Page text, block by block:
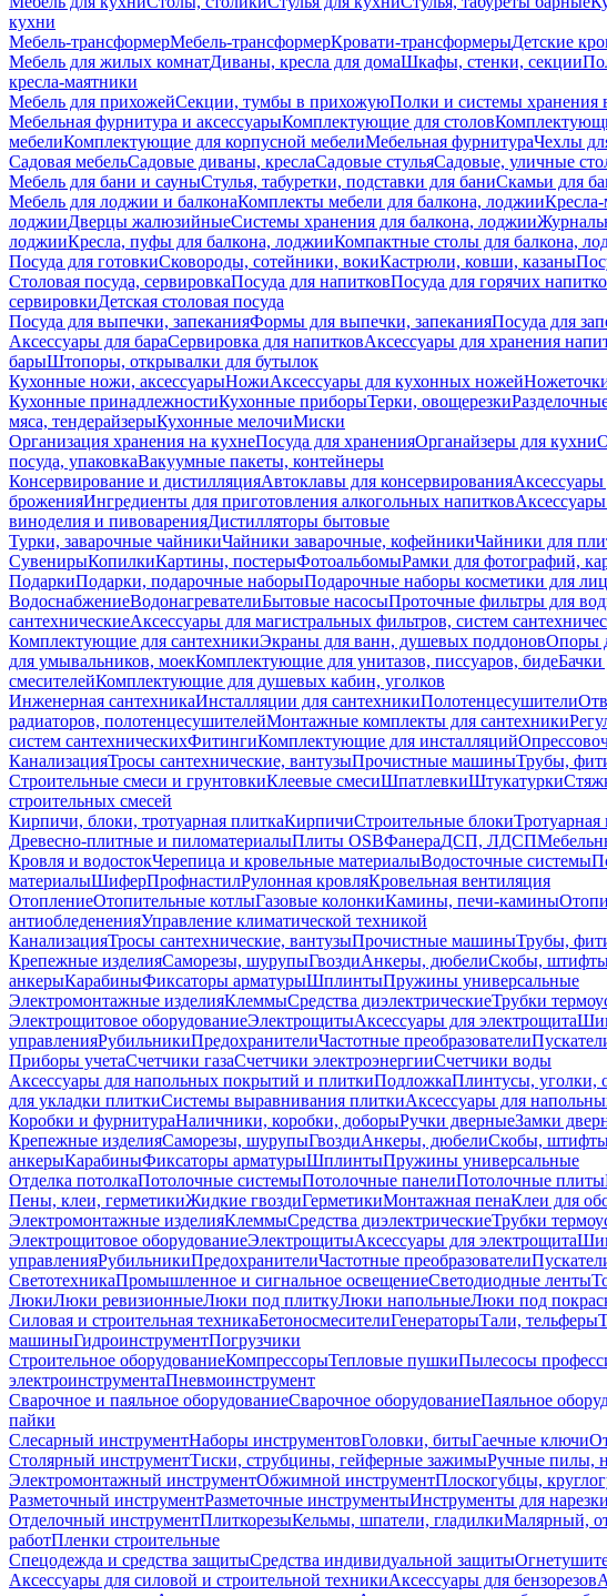
кухни
Мебель-трансформерМебель-трансформерКровати-трансформерыДетские
Мебель для жилых комнатДиваны, кресла для домаШкафы, стенки, секции
кресла-маятники
Мебель для прихожейСекции, тумбы в прихожуюПолки и системы хранения
Мебельная фурнитура и аксессуарыКомплектующие для столов
мебелиКомплектующие для корпусной мебелиМебельная фурнитураЧехлы
Садовая мебельСадовые диваны, креслаСадовые стульяСадовые, уличные
Мебель для бани и сауныСтулья, табуретки, подставки для баниСкамьи для
Мебель для лоджии и балконаКомплекты мебели для балкона, лоджии
лоджииДверцы жалюзийныеСистемы хранения для балкона, лоджии
лоджииКресла, пуфы для балкона, лоджииКомпактные столы для балкона,
Посуда для готовкиСковороды, сотейники, вокиКастрюли, ковши, казаны
Столовая посуда, сервировкаПосуда для напитковПосуда для горячих
сервировкиДетская столовая посуда
Посуда для выпечки, запеканияФормы для выпечки, запеканияПосуда для
Аксессуары для бараСервировка для напитковАксессуары для хранения
барыШтопоры, открывалки для бутылок
Кухонные ножи, аксессуарыНожиАксессуары для кухонных ножей
Кухонные принадлежностиКухонные приборыТерки, овощерезки
мяса, тендерайзерыКухонные мелочиМиски
Организация хранения на кухнеПосуда для храненияОрганайзеры для кухни
посуда, упаковкаВакуумные пакеты, контейнеры
Консервирование и дистилляцияАвтоклавы для консервирования
броженияИнгредиенты для приготовления алкогольных напитков
виноделия и пивоваренияДистилляторы бытовые
Турки, заварочные чайникиЧайники заварочные, кофейникиЧайники для
СувенирыКопилкиКартины, постерыФотоальбомыРамки для фотографий,
ПодаркиПодарки, подарочные наборыПодарочные наборы косметики для
ВодоснабжениеВодонагревателиБытовые насосыПроточные фильтры для
сантехническиеАксессуары для магистральных фильтров, систем
Комплектующие для сантехникиЭкраны для ванн, душевых поддоновОпоры
для умывальников, моекКомплектующие для унитазов, писсуаров, бидеБачки
смесителейКомплектующие для душевых кабин, уголков
Инженерная сантехникаИнсталляции для сантехникиПолотенцесушители
радиаторов, полотенцесушителейМонтажные комплекты для сантехники
систем сантехническихФитингиКомплектующие для инсталляций
КанализацияТросы сантехнические, вантузыПрочистные машиныТрубы,
Строительные смеси и грунтовкиКлеевые смесиШпатлевкиШтукатурки
строительных смесей
Кирпичи, блоки, тротуарная плиткаКирпичиСтроительные блокиТротуарная
Древесно-плитные и пиломатериалыПлиты OSBФанераДСП, ЛДСП
Кровля и водостокЧерепица и кровельные материалыВодосточные системы
материалыШиферПрофнастилРулонная кровляКровельная вентиляция
ОтоплениеОтопительные котлыГазовые колонкиКамины, печи-камины
антиобледененияУправление климатической техникой
КанализацияТросы сантехнические, вантузыПрочистные машиныТрубы,
Крепежные изделияСаморезы, шурупыГвоздиАнкеры, дюбелиСкобы,
анкерыКарабиныФиксаторы арматурыШплинтыПружины универсальные
Электромонтажные изделияКлеммыСредства диэлектрическиеТрубки
Электрощитовое оборудованиеЭлектрощитыАксессуары для электрощита
управленияРубильникиПредохранителиЧастотные преобразователи
Приборы учетаСчетчики газаСчетчики электроэнергииСчетчики воды
Аксессуары для напольных покрытий и плиткиПодложкаПлинтусы, уголки,
для укладки плиткиСистемы выравнивания плиткиАксессуары для
Коробки и фурнитураНаличники, коробки, доборыРучки дверныеЗамки
Крепежные изделияСаморезы, шурупыГвоздиАнкеры, дюбелиСкобы,
анкерыКарабиныФиксаторы арматурыШплинтыПружины универсальные
Отделка потолкаПотолочные системыПотолочные панелиПотолочные плиты
Пены, клеи, герметикиЖидкие гвоздиГерметикиМонтажная пенаКлеи для
Электромонтажные изделияКлеммыСредства диэлектрическиеТрубки
Электрощитовое оборудованиеЭлектрощитыАксессуары для электрощита
управленияРубильникиПредохранителиЧастотные преобразователи
СветотехникаПромышленное и сигнальное освещениеСветодиодные ленты
ЛюкиЛюки ревизионныеЛюки под плиткуЛюки напольныеЛюки под
Силовая и строительная техникаБетоносмесителиГенераторыТали, тельферы
машиныГидроинструментПогрузчики
Строительное оборудованиеКомпрессорыТепловые пушкиПылесосы
электроинструментаПневмоинструмент
Сварочное и паяльное оборудованиеСварочное оборудованиеПаяльное
пайки
Слесарный инструментНаборы инструментовГоловки, битыГаечные ключи
Столярный инструментТиски, струбцины, гейферные зажимыРучные пилы,
Электромонтажный инструментОбжимной инструментПлоскогубцы,
Разметочный инструментРазметочные инструментыИнструменты для
Отделочный инструментПлиткорезыКельмы, шпатели, гладилкиМалярный,
работПленки строительные
Спецодежда и средства защитыСредства индивидуальной защиты
Аксессуары для силовой и строительной техникиАксессуары для бензорезов